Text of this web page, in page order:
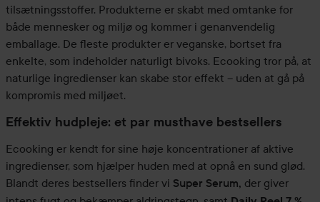
tilsætningsstoffer. Produkterne er skabt med omtanke for
både mennesker og miljø og kommer i genanvendelig
emballage. De fleste produkter er veganske, bortset fra
enkelte, som indeholder naturligt bivoks. Ecooking tror på, at
naturlige ingredienser kan skabe stor effekt – uden at gå på
kompromis med miljøet.
Effektiv hudpleje: et par musthave bestsellers
Ecooking er kendt for sine høje koncentrationer af aktive
ingredienser, som hjælper huden med at opnå en sund glød.
Blandt deres bestsellers finder vi Super Serum, der giver